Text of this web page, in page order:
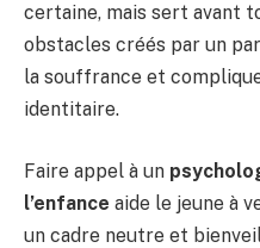
certaine, mais sert avant
obstacles créés par un
la souffrance et
identitaire.
Faire appel à un
l’enfance aide le jeune à
un cadre neutre et